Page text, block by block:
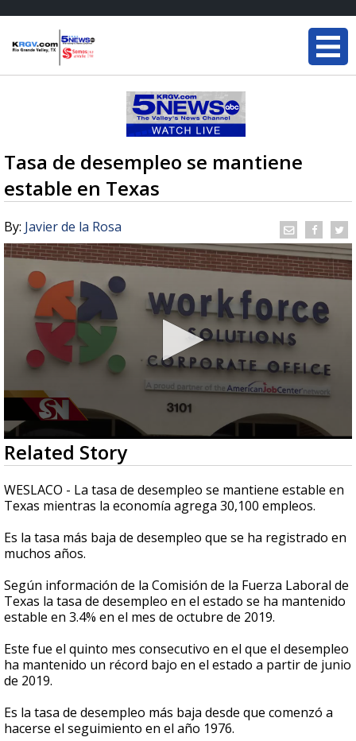
Tasa de desempleo se mantiene
estable en Texas
By: Javier de la Rosa
0
seconds
of
2
minutes,
44
Related Story
WESLACO - La tasa de desempleo se mantiene estable en
Texas mientras la economía agrega 30,100 empleos.
Es la tasa más baja de desempleo que se ha registrado en
muchos años.
Según información de la Comisión de la Fuerza Laboral de
Texas la tasa de desempleo en el estado se ha mantenido
estable en 3.4% en el mes de octubre de 2019.
Este fue el quinto mes consecutivo en el que el desempleo
ha mantenido un récord bajo en el estado a partir de junio
de 2019.
Es la tasa de desempleo más baja desde que comenzó a
hacerse el seguimiento en el año 1976.